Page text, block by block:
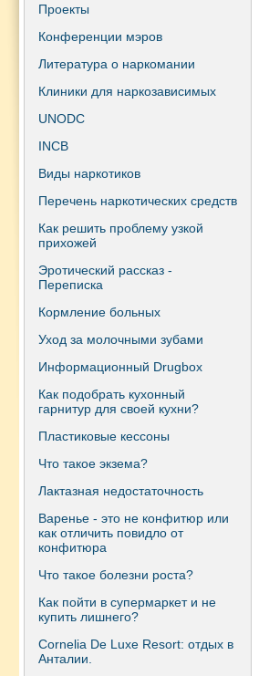
Проекты
Конференции мэров
Литература о наркомании
Клиники для наркозависимых
UNODC
INCB
Виды наркотиков
Перечень наркотических средств
Как решить проблему узкой
прихожей
Эротический рассказ -
Переписка
Кормление больных
Уход за молочными зубами
Информационный Drugbox
Как подобрать кухонный
гарнитур для своей кухни?
Пластиковые кессоны
Что такое экзема?
Лактазная недостаточность
Варенье - это не конфитюр или
как отличить повидло от
конфитюра
Что такое болезни роста?
Как пойти в супермаркет и не
купить лишнего?
Сornelia De Luxe Resort: отдых в
Анталии.